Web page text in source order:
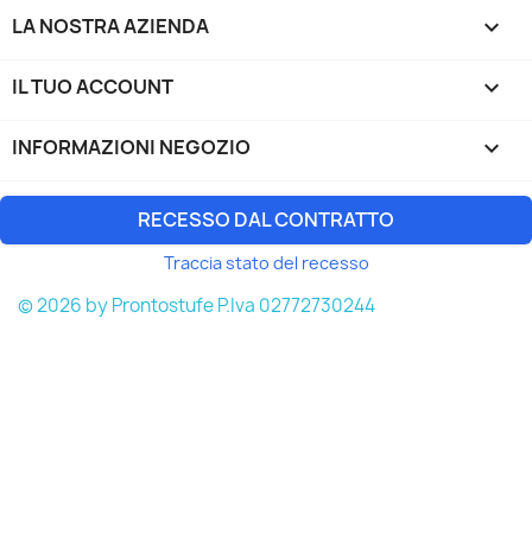
LA NOSTRA AZIENDA 
IL TUO ACCOUNT 
INFORMAZIONI NEGOZIO keyboard_arrow_down
RECESSO DAL CONTRATTO
Traccia stato del recesso
© 2026 by Prontostufe P.Iva 02772730244